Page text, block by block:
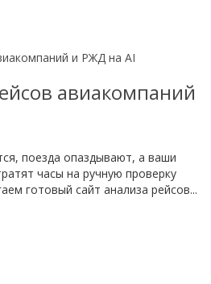
авиакомпаний
поезда опаздывают, а ваши
часы на ручную проверку
готовый сайт анализа рейсов...